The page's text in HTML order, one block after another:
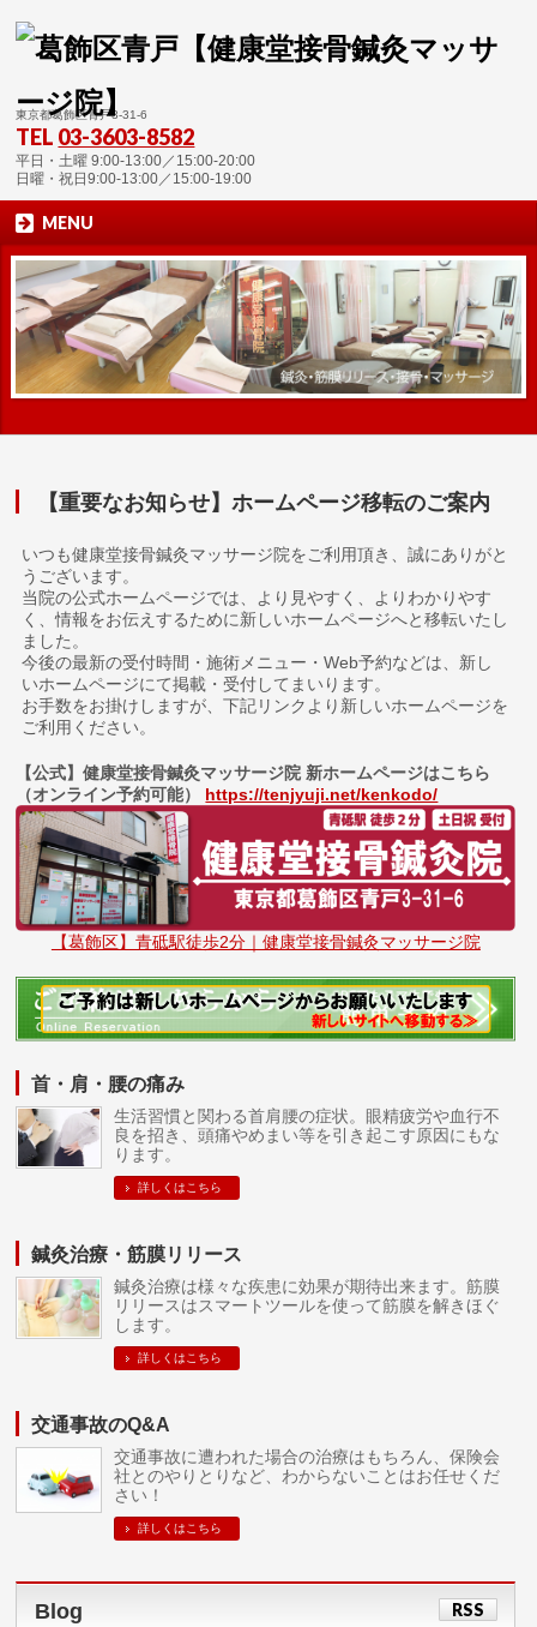
東京都葛飾区青戸3-31-6
TEL 03-3603-8582
平日・土曜 9:00-13:00／15:00-20:00
日曜・祝日9:00-13:00／15:00-19:00
MENU
【重要なお知らせ】ホームページ移転のご案内
いつも健康堂接骨鍼灸マッサージ院をご利用頂き、誠にありがと
うございます。
当院の公式ホームページでは、より見やすく、よりわかりやす
く、情報をお伝えするために新しいホームページへと移転いたし
ました。
今後の最新の受付時間・施術メニュー・Web予約などは、新し
いホームページにて掲載・受付してまいります。
お手数をお掛けしますが、下記リンクより新しいホームページを
ご利用ください。
【公式】健康堂接骨鍼灸マッサージ院 新ホームページはこちら
（オンライン予約可能） https://tenjyuji.net/kenkodo/
【葛飾区】青砥駅徒歩2分｜健康堂接骨鍼灸マッサージ院
首・肩・腰の痛み
生活習慣と関わる首肩腰の症状。眼精疲労や血行不
良を招き、頭痛やめまい等を引き起こす原因にもな
ります。
詳しくはこちら
鍼灸治療・筋膜リリース
鍼灸治療は様々な疾患に効果が期待出来ます。筋膜
リリースはスマートツールを使って筋膜を解きほぐ
します。
詳しくはこちら
交通事故のQ&A
交通事故に遭われた場合の治療はもちろん、保険会
社とのやりとりなど、わからないことはお任せくだ
さい！
詳しくはこちら
Blog RSS